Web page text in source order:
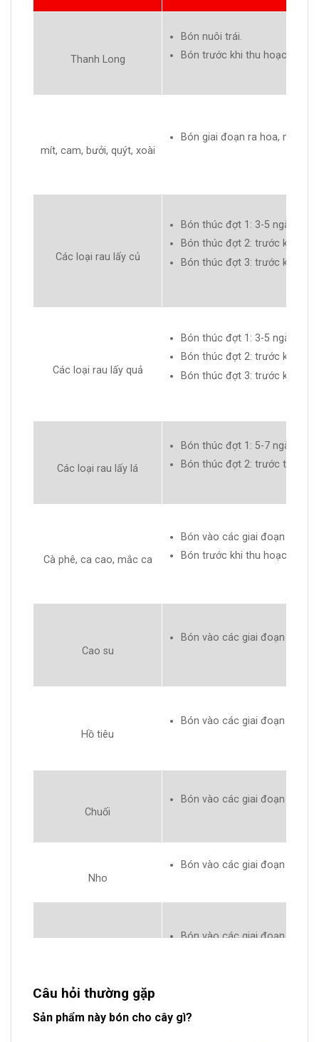
Thanh Long
Bón nuôi trái.
Bón trước khi thu hoạch 30-
mít, cam, bưởi, quýt, xoài
Bón giai đoạn ra hoa, nuôi
Các loại rau lấy củ
Bón thúc đợt 1: 3-5 ngày sau
Bón thúc đợt 2: trước khi ra
Bón thúc đợt 3: trước khi thu
Các loại rau lấy quả
Bón thúc đợt 1: 3-5 ngày sau
Bón thúc đợt 2: trước khi ra
Bón thúc đợt 3: trước khi thu
Các loại rau lấy lá
Bón thúc đợt 1: 5-7 ngày sau
Bón thúc đợt 2: trước thu
Cà phê, ca cao, mắc ca
Bón vào các giai đoạn phát
Bón trước khi thu hoạch 30-
Cao su
Bón vào các giai đoạn phát
Hồ tiêu
Bón vào các giai đoạn phát
Chuối
Bón vào các giai đoạn phát
Nho
Bón vào các giai đoạn phát
Bón vào các giai đoạn phát
Câu hỏi thường gặp
Sản phẩm này bón cho cây gì?